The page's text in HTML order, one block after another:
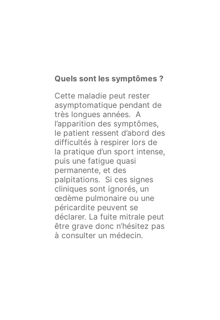
Quels sont les symptômes ?
Cette maladie peut rester
asymptomatique pendant de
très longues années. A
l’apparition des symptômes,
le patient ressent d’abord des
difficultés à respirer lors de
la pratique d’un sport intense,
puis une fatigue quasi
permanente, et des
palpitations. Si ces signes
cliniques sont ignorés, un
œdème pulmonaire ou une
péricardite peuvent se
déclarer. La fuite mitrale peut
être grave donc n’hésitez pas
à consulter un médecin.